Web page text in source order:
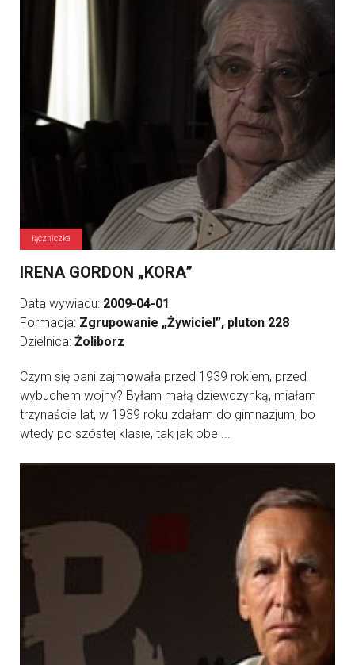
łączniczka
IRENA GORDON „KORA”
Data wywiadu: 2009-04-01
Formacja: Zgrupowanie „Żywiciel”, pluton 228
Dzielnica: Żoliborz
Czym się pani zajmowała przed 1939 rokiem, przed
wybuchem wojny? Byłam małą dziewczynką, miałam
trzynaście lat, w 1939 roku zdałam do gimnazjum, bo
wtedy po szóstej klasie, tak jak obe ...